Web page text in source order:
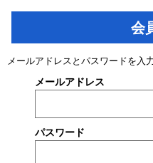
会
メールアドレスとパスワードを入
メールアドレス
パスワード